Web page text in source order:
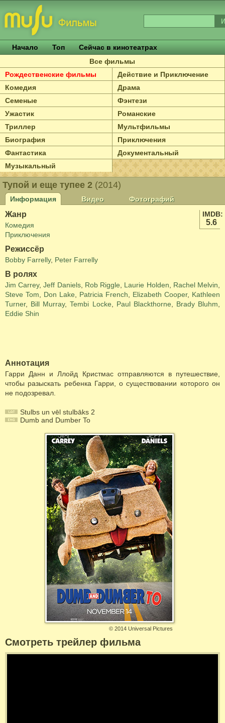
Начало Топ
Сейчас в кинотеатрах
Все фильмы
Рождественские фильмы
Действие и Приключение
Комедия
Драма
Семеные
Фэнтези
Ужастик
Романские
Триллер
Мультфильмы
Биография
Приключения
Фантастика
Документальный
Музыкальный
Тупой и еще тупее 2 (2014)
Информация Видео
Фотографий
IMDB:
5.6
Жанр
Комедия
Приключения
Режиссёр
Bobby Farrelly, Peter Farrelly
В ролях
Jim Carrey,Jeff Daniels, Rob Riggle Laurie Holden Rachel Melvin
Steve Tom
Don Lake Patricia French Elizabeth Cooper, Kathleen
Turner, Bill Murray,Tembi Locke Paul Blackthorne Brady Bluhm
Eddie Shin
Аннотация
Гарри Данн и Ллойд Кристмас отправляются в путешествие,
чтобы разыскать ребенка Гарри, о существовании которого он
не подозревал.
Stulbs un vēl stulbāks 2
Dumb and Dumber To
© 2014 Universal Pictures
Смотреть трейлер фильма